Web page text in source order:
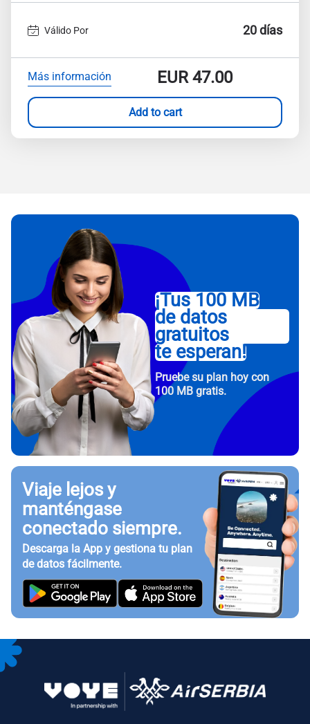
Válido Por 20 días
Más información EUR47.00
Add to cart
¡Tus 100 MB
de datos
gratuitos
te esperan!
Pruebe su plan hoy con
100 MB gratis.
Viaje lejos y
manténgase
conectado siempre.
Descarga la App y gestiona tu plan
de datos fácilmente.